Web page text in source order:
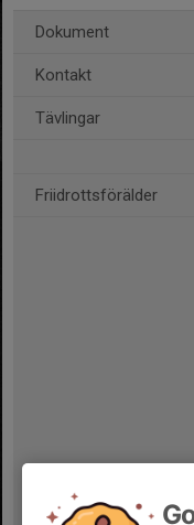
Dokument
Kontakt
Tävlingar
Friidrottsförälder